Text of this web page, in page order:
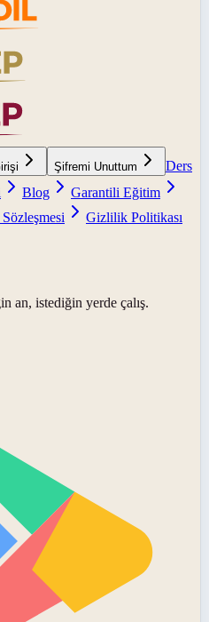
Şifremi Unuttum
Ders
Blog
Garantili Eğitim
Gizlilik Politikası
an, istediğin yerde çalış.